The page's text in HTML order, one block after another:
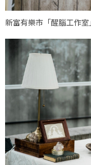
新富有樂市「醒腦工作